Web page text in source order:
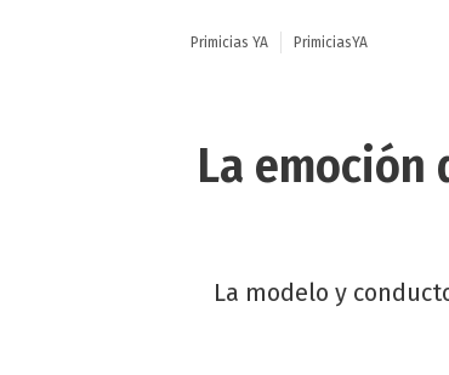
Primicias YA PrimiciasYA
La emoción
La modelo y